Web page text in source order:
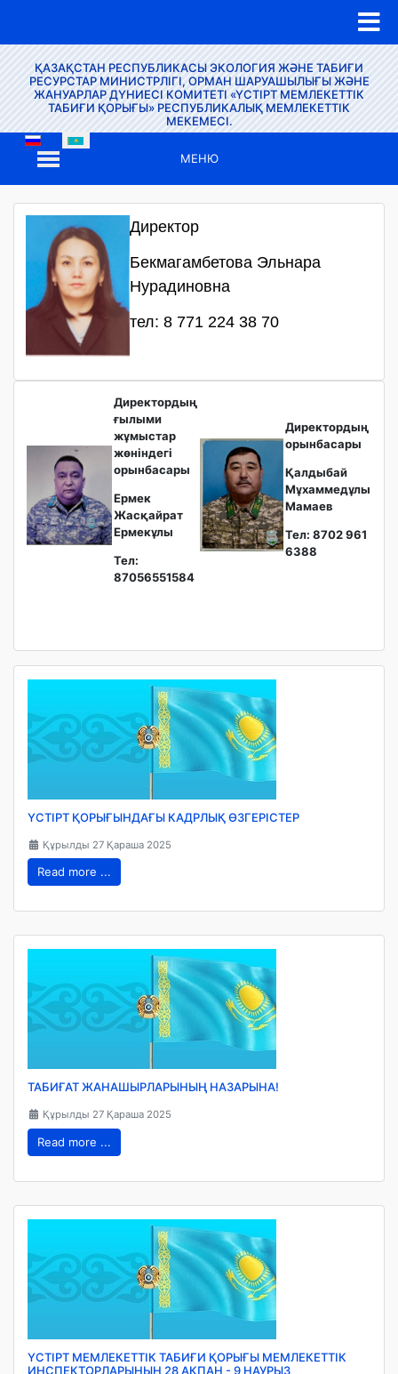
ҚАЗАҚСТАН РЕСПУБЛИКАСЫ ЭКОЛОГИЯ ЖӘНЕ ТАБИҒИ
РЕСУРСТАР МИНИСТРЛІГІ, ОРМАН ШАРУАШЫЛЫҒЫ ЖӘНЕ
ЖАНУАРЛАР ДҮНИЕСІ КОМИТЕТІ «ҮСТІРТ МЕМЛЕКЕТТІК
ТАБИҒИ ҚОРЫҒЫ» РЕСПУБЛИКАЛЫҚ МЕМЛЕКЕТТІК
МЕКЕМЕСІ.
МЕНЮ
Директор
Бекмагамбетова Эльнара
Нурадиновна
тел: 8 771 224 38 70
Директордың
ғылыми
жұмыстар
жөніндегі
орынбасары
Ермек
Жасқайрат
Ермекұлы
Тел:
87056551584
Директордың
орынбасары
Қалдыбай
Мұхаммедұлы
Мамаев
Тел: 8702 961
6388
ҮСТІРТ ҚОРЫҒЫНДАҒЫ КАДРЛЫҚ ӨЗГЕРІСТЕР
Құрылды 27 Қараша 2025
Read more ...
ТАБИҒАТ ЖАНАШЫРЛАРЫНЫҢ НАЗАРЫНА!
Құрылды 27 Қараша 2025
Read more ...
ҮСТІРТ МЕМЛЕКЕТТІК ТАБИҒИ ҚОРЫҒЫ МЕМЛЕКЕТТІК
ИНСПЕКТОРЛАРЫНЫҢ 28 АҚПАН - 9 НАУРЫЗ